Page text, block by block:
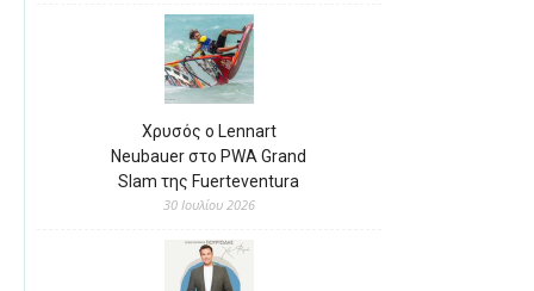
Χρυσός ο Lennart
Neubauer στο PWA Grand
Slam της Fuerteventura
30 Ιουλίου 2026